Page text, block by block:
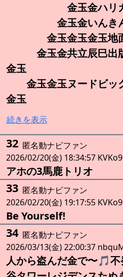
金玉金ハリガネ
金玉金いんきん
金玉金玉金玉地面
金玉金共立辰巳出
金玉
金玉金玉ヌードビッ
金玉
続きを表示
32 匿名動ナビファン
2026/02/20(金) 18:34:57
アホの3馬鹿トリオ
33 匿名動ナビファン
2026/02/20(金) 19:17:55
Be Yourself!
34 匿名動ナビファン
2026/03/13(金) 22:00:37
人から盗んだ金で〜🎵